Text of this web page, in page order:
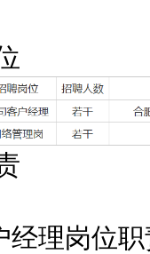
理岗位职